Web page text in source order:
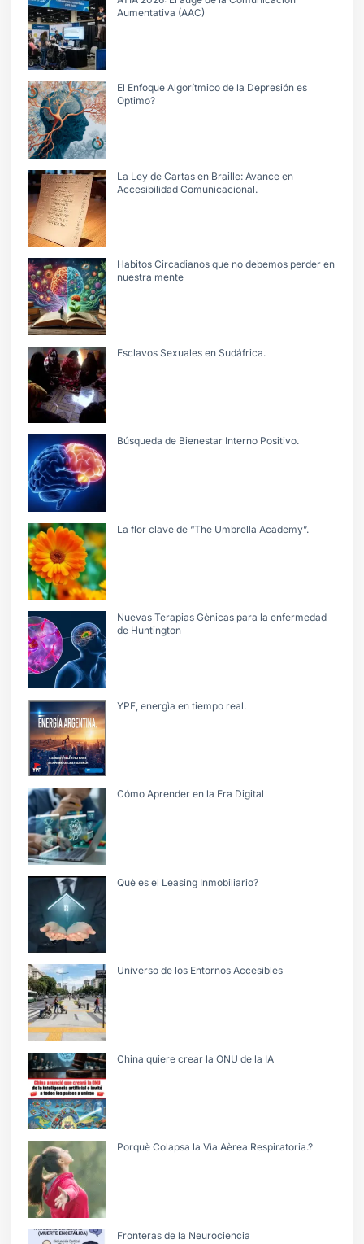
Aumentativa (AAC)
El Enfoque Algorítmico de la Depresión es
Optimo?
La Ley de Cartas en Braille: Avance en
Accesibilidad Comunicacional.
Habitos Circadianos que no debemos perder en
nuestra mente
Esclavos Sexuales en Sudáfrica.
Búsqueda de Bienestar Interno Positivo.
La flor clave de “The Umbrella Academy”.
Nuevas Terapias Gènicas para la enfermedad
de Huntington
YPF, energìa en tiempo real.
Cómo Aprender en la Era Digital
Què es el Leasing Inmobiliario?
Universo de los Entornos Accesibles
China quiere crear la ONU de la IA
Porquè Colapsa la Vìa Aèrea Respiratoria.?
Fronteras de la Neurociencia